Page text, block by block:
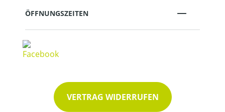
ÖFFNUNGSZEITEN
VERTRAG WIDERRUFEN